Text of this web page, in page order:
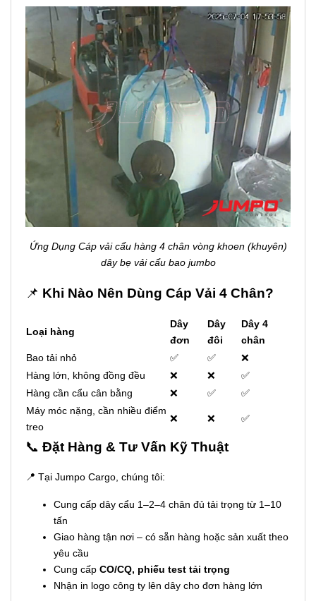
Ứng Dụng Cáp vải cẩu hàng 4 chân vòng khoen (khuyên)
dây bẹ vải cẩu bao jumbo
📌 Khi Nào Nên Dùng Cáp Vải 4 Chân?
Loại hàng
Dây
đơn
Dây
đôi
Dây 4
chân
Bao tải nhỏ
✅ ✅
❌
Hàng lớn, không đồng đều
❌ ❌
✅
Hàng cần cẩu cân bằng
❌ ✅
✅
Máy móc nặng, cần nhiều điểm
treo
❌ ❌ ✅
📞 Đặt Hàng & Tư Vấn Kỹ Thuật
📍 Tại Jumpo Cargo, chúng tôi:
Cung cấp dây cẩu 1–2–4 chân đủ tải trọng từ 1–10
tấn
Giao hàng tận nơi – có sẵn hàng hoặc sản xuất theo
yêu cầu
Cung cấp CO/CQ, phiếu test tải trọng
Nhận in logo công ty lên dây cho đơn hàng lớn